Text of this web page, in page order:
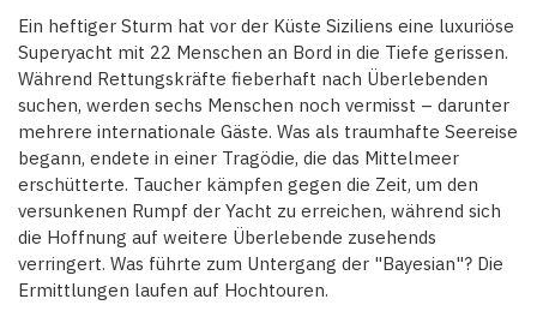
AN
Ein heftiger Sturm hat vor der Küste Siziliens eine luxuriöse
Superyacht mit 22 Menschen an Bord in die Tiefe gerissen.
Während Rettungskräfte fieberhaft nach Überlebenden
suchen, werden sechs Menschen noch vermisst – darunter
mehrere internationale Gäste. Was als traumhafte Seereise
begann, endete in einer Tragödie, die das Mittelmeer
erschütterte. Taucher kämpfen gegen die Zeit, um den
versunkenen Rumpf der Yacht zu erreichen, während sich
die Hoffnung auf weitere Überlebende zusehends
verringert. Was führte zum Untergang der "Bayesian"? Die
Ermittlungen laufen auf Hochtouren.